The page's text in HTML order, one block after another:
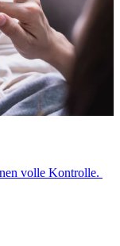
volle Kontrolle.